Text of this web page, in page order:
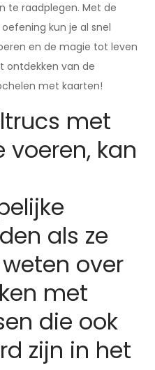
te raadplegen. Met de
kun je al snel
en de magie tot leven
ontdekken van de
met kaarten!
met
kan
als ze
over
met
die ook
zijn in het